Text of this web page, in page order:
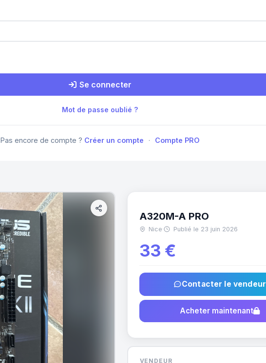
Se connecter
Mot de passe oublié ?
Pas encore de compte ? Créer un compte · Compte PRO
A320M-A PRO
Nice· Publié le 23 juin 2026
33 €
Contacter le vendeur
Acheter maintenant
VENDEUR